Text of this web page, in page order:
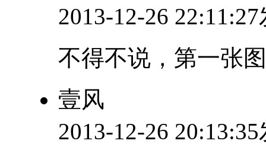
2013-12-26
不得不说，第一张
壹风
2013-12-26